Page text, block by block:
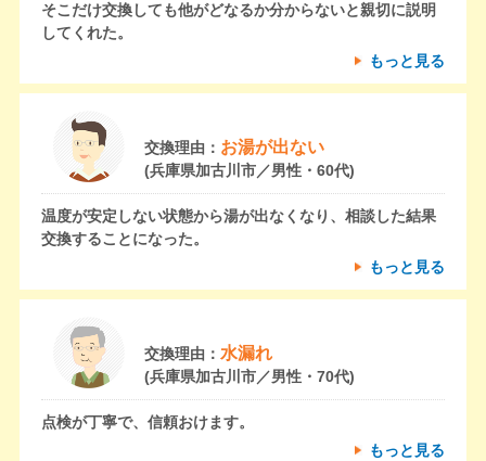
そこだけ交換しても他がどなるか分からないと親切に説明
してくれた。
もっと見る
交換理由： お湯が出ない
(兵庫県加古川市／男性・60代)
温度が安定しない状態から湯が出なくなり、相談した結果
交換することになった。
もっと見る
交換理由： 水漏れ
(兵庫県加古川市／男性・70代)
点検が丁寧で、信頼おけます。
もっと見る